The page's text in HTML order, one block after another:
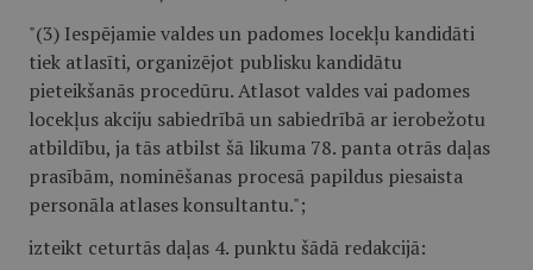
"(3) Iespējamie valdes un padomes locekļu kandidāti
tiek atlasīti, organizējot publisku kandidātu
pieteikšanās procedūru. Atlasot valdes vai padomes
locekļus akciju sabiedrībā un sabiedrībā ar ierobežotu
atbildību, ja tās atbilst šā likuma 78. panta otrās daļas
prasībām, nominēšanas procesā papildus piesaista
personāla atlases konsultantu.";
izteikt ceturtās daļas 4. punktu šādā redakcijā: